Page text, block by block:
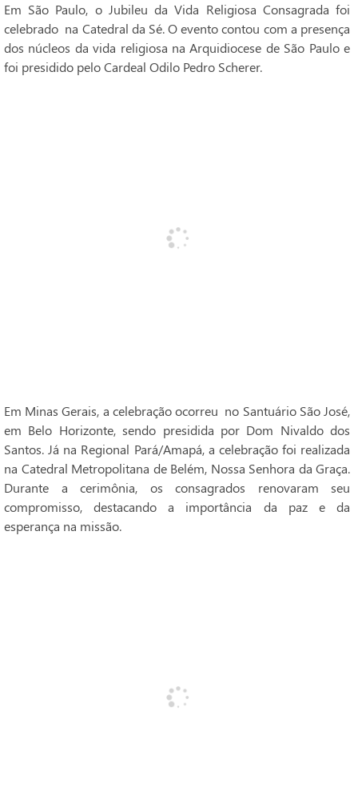
Em São Paulo, o Jubileu da Vida Religiosa Consagrada foi
celebrado na Catedral da Sé. O evento contou com a presença
dos núcleos da vida religiosa na Arquidiocese de São Paulo e
foi presidido pelo Cardeal Odilo Pedro Scherer.
Em Minas Gerais, a celebração ocorreu no Santuário São José,
em Belo Horizonte, sendo presidida por Dom Nivaldo dos
Santos. Já na Regional Pará/Amapá, a celebração foi realizada
na Catedral Metropolitana de Belém, Nossa Senhora da Graça.
Durante a cerimônia, os consagrados renovaram seu
compromisso, destacando a importância da paz e da
esperança na missão.